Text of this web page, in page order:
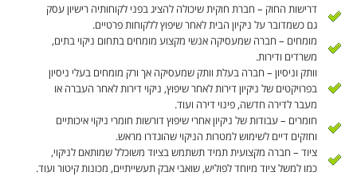
דרישות החוק – חברת חוקית שיכולה להציג בפני לקוחותיה רישיון עסק
גם כשמדובר על ניקיון הבית לאחר שיפוץ ללקוחות פרטיים.
מומחים – חברה שמעסיקה אנשי מקצוע מומחים בתחום ניקוי בתים,
משרדים ודירות.
וותק וניסיון – חברה בעלת וותק שמעסיקה אך ורק מומחים בעלי ניסיון
בפרויקטים של ניקיון דירות לאחר שיפוץ, ניקוי דירות לאחר העברה או
מעבר לדירה חדשה, פינוי דירה ועוד.
חומרים – עבודות של ניקיון אחרי שיפוץ דורשות חומרי ניקוי איכותיים
וחזקים דיים לשימוש למטרות הניקוי שהוגדרו מראש.
ציוד – חברה מקצועית תמיד תשתמש בציוד משוכלל שמותאם לניקוי,
כמו למשל ציוד מיוחד לפוליש, שואבי אבק תעשייתיים, מכונות קיטור ועוד.